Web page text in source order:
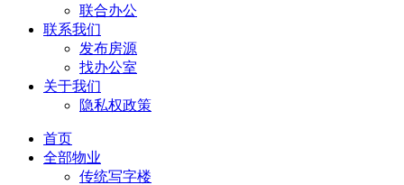
联合办公
联系我们
发布房源
找办公室
关于我们
隐私权政策
首页
全部物业
传统写字楼